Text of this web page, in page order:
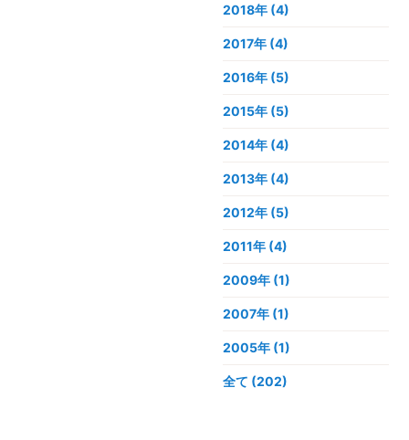
2018年 (4)
2017年 (4)
2016年 (5)
2015年 (5)
2014年 (4)
2013年 (4)
2012年 (5)
2011年 (4)
2009年 (1)
2007年 (1)
2005年 (1)
全て (202)